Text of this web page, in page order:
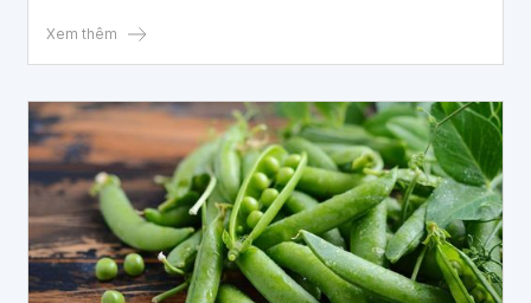
hóa và được sử dụng để điều trị các bệnh về gan.
Xem thêm